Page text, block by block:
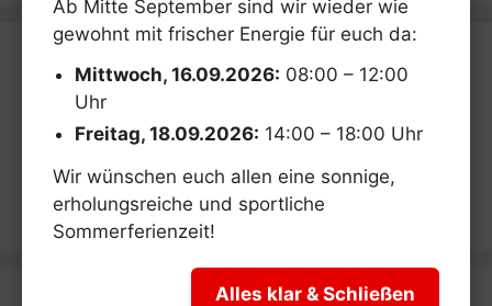
News
Kategorien
Ab Mitte September sind wir wieder wie
gewohnt mit frischer Energie für euch da:
Mittwoch, 16.09.2026: 08:00 – 12:00
Uhr
Freitag, 18.09.2026: 14:00 – 18:00 Uhr
Wir wünschen euch allen eine sonnige,
erholungsreiche und sportliche
Sommerferienzeit!
Alles klar & Schließen